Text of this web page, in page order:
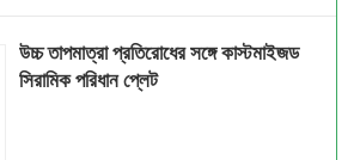
উচ্চ তাপমাত্রা প্রতিরোধের সঙ্গে কাস্টমাইজড
সিরামিক পরিধান প্লেট